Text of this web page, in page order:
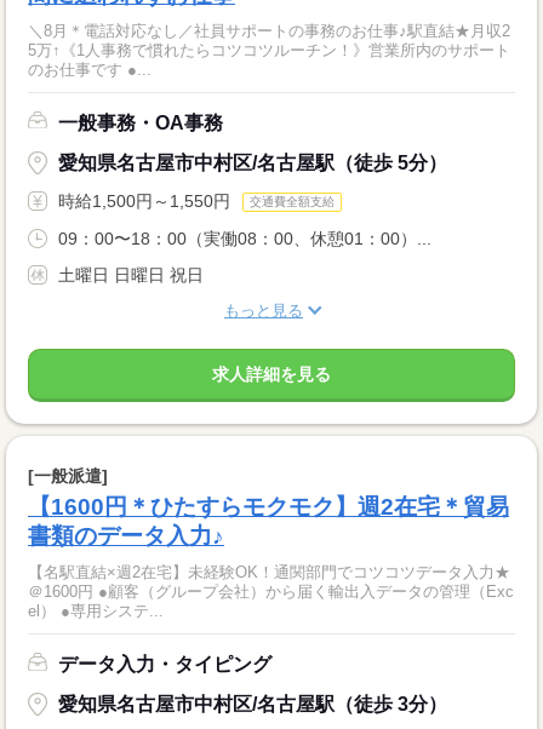
＼8月＊電話対応なし／社員サポートの事務のお仕事♪駅直結★月収2
5万↑《1人事務で慣れたらコツコツルーチン！》営業所内のサポート
のお仕事です ●...
一般事務・OA事務
愛知県名古屋市中村区/名古屋駅（徒歩 5分）
時給1,500円～1,550円 交通費全額支給
09：00〜18：00（実働08：00、休憩01：00）...
土曜日 日曜日 祝日
もっと見る
求人詳細を見る
[一般派遣]
【1600円＊ひたすらモクモク】週2在宅＊貿易
書類のデータ入力♪
【名駅直結×週2在宅】未経験OK！通関部門でコツコツデータ入力★
＠1600円 ●顧客（グループ会社）から届く輸出入データの管理（Exc
el） ●専用システ...
データ入力・タイピング
愛知県名古屋市中村区/名古屋駅（徒歩 3分）